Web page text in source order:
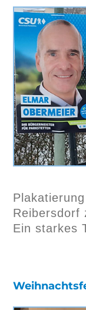
Reibersdorf
Ein starkes